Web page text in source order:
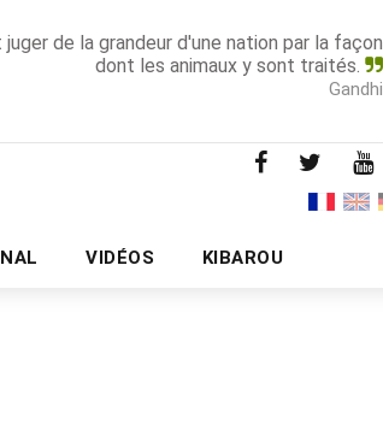
juger de la grandeur d'une nation par la façon
dont les animaux y sont traités.
Gandhi
VIDÉOS KIBAROU